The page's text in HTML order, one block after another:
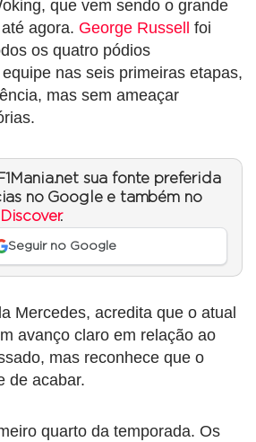
que vem sendo o grande
agora. George Russell foi
os quatro pódios
nas seis primeiras etapas,
mas sem ameaçar
sua fonte preferida
no Google e também no
.
Seguir no Google
Mercedes, acredita que o atual
avanço claro em relação ao
mas reconhece que o
de acabar.
quarto da temporada. Os